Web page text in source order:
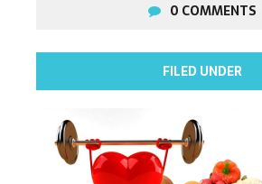
0 COMMENTS
FILED UNDER